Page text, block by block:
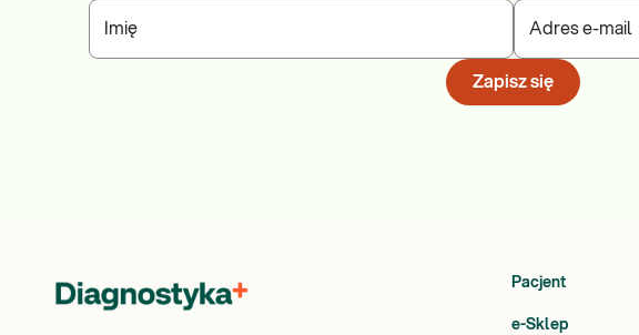
Imię Adres e-mail
Zapisz się
Pacjent
e-Sklep